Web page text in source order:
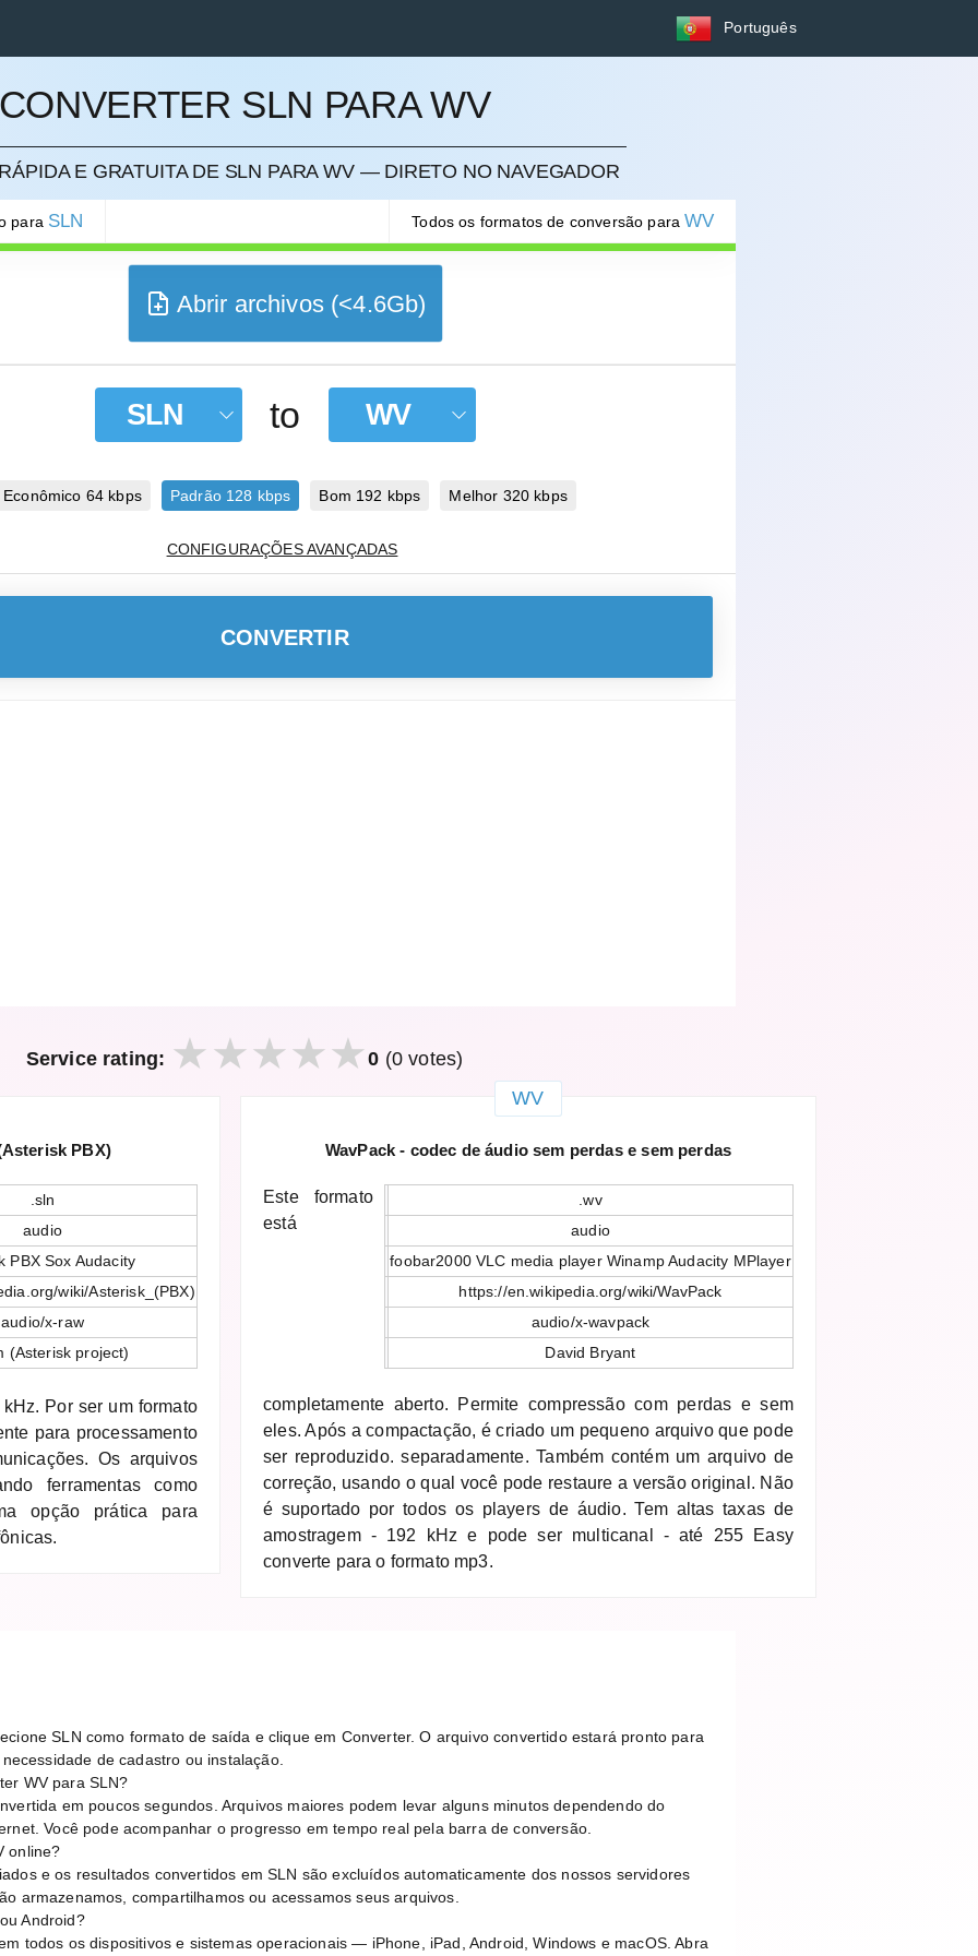
Português
SLN PARA WV
E GRATUITA DE SLN PARA WV — DIRETO NO NAVEGADOR
para SLN Todos os formatos de conversão paraWV
Abrir archivos (<4.6Gb)
SLN to WV
Econômico 64 kbps Padrão 128 kbps Bom 192 kbps Melhor 320 kbps
CONFIGURAÇÕES AVANÇADAS
CONVERTIR
Service rating: 0 (0 votes)
PBX)
.sln
audio
PBX Sox Audacity
wiki/Asterisk_(PBX)
audio/x-raw
(Asterisk project)
Por ser um formato
para processamento
Os arquivos
ferramentas como
opção prática para
WV
WavPack - codec de áudio sem perdas e sem perdas
.wv
audio
foobar2000 VLC media player Winamp Audacity MPlayer
https://en.wikipedia.org/wiki/WavPack
audio/x-wavpack
David Bryant
Este formato
está
completamente aberto. Permite compressão com perdas e sem
eles. Após a compactação, é criado um pequeno arquivo que pode
ser reproduzido. separadamente. Também contém um arquivo de
correção, usando o qual você pode restaure a versão original. Não
é suportado por todos os players de áudio. Tem altas taxas de
amostragem - 192 kHz e pode ser multicanal - até 255 Easy
converte para o formato mp3.
SLN como formato de saída e clique em Converter. O arquivo convertido estará pronto para
de cadastro ou instalação.
WV para SLN?
em poucos segundos. Arquivos maiores podem levar alguns minutos dependendo do
Você pode acompanhar o progresso em tempo real pela barra de conversão.
online?
e os resultados convertidos em SLN são excluídos automaticamente dos nossos servidores
armazenamos, compartilhamos ou acessamos seus arquivos.
Android?
todos os dispositivos e sistemas operacionais — iPhone, iPad, Android, Windows e macOS. Abra